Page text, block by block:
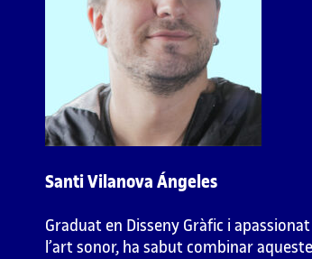
1.1. Presentació
Els materials que us presentem a
disciplines actuals i artistes rellevants
Tot i que procurarem tenir una mirada
videoinstal·lacions.
Santi Vilanova Ángeles
Graduat en Disseny Gràfic i
l’art sonor, ha sabut combinar